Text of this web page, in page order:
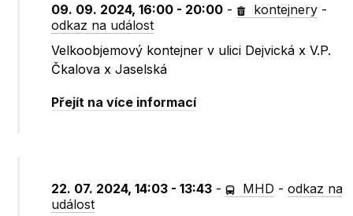
09. 09. 2024, 16:00 - 20:00 - kontejnery -
odkaz na událost
Velkoobjemový kontejner v ulici Dejvická x V.P.
Čkalova x Jaselská
Přejít na více informací
22. 07. 2024, 14:03 - 13:43 - MHD -odkaz na
událost